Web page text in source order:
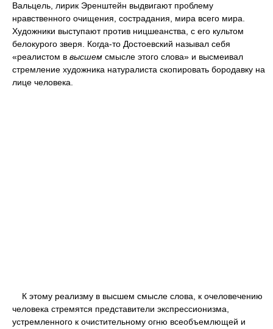
Вальцель, лирик Эренштейн выдвигают проблему
нравственного очищения, сострадания, мира всего мира.
Художники выступают против ницшеанства, с его культом
белокурого зверя. Когда-то Достоевский называл себя
«реалистом в высшем смысле этого слова» и высмеивал
стремление художника натуралиста скопировать бородавку на
лице человека.
К этому реализму в высшем смысле слова, к очеловечению
человека стремятся представители экспрессионизма,
устремленного к очистительному огню всеобъемлющей и